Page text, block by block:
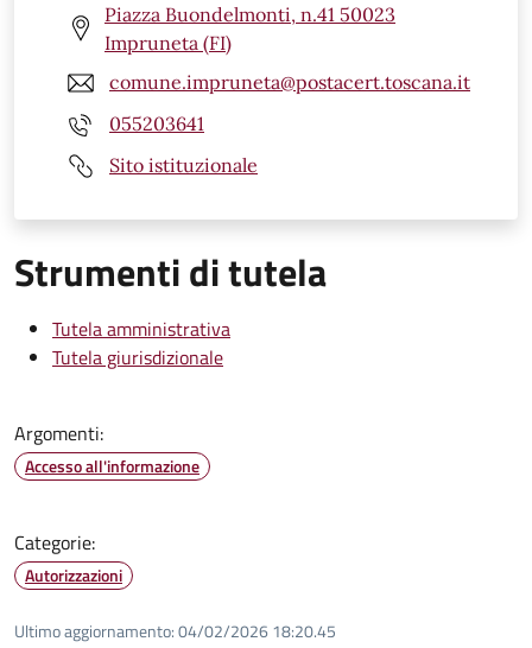
Piazza Buondelmonti, n.41 50023
Impruneta (FI)
comune.impruneta@postacert.toscana.it
055203641
Sito istituzionale
Strumenti di tutela
Tutela amministrativa
Tutela giurisdizionale
Argomenti:
Accesso all'informazione
Categorie:
Autorizzazioni
Ultimo aggiornamento:04/02/2026 18:20.45